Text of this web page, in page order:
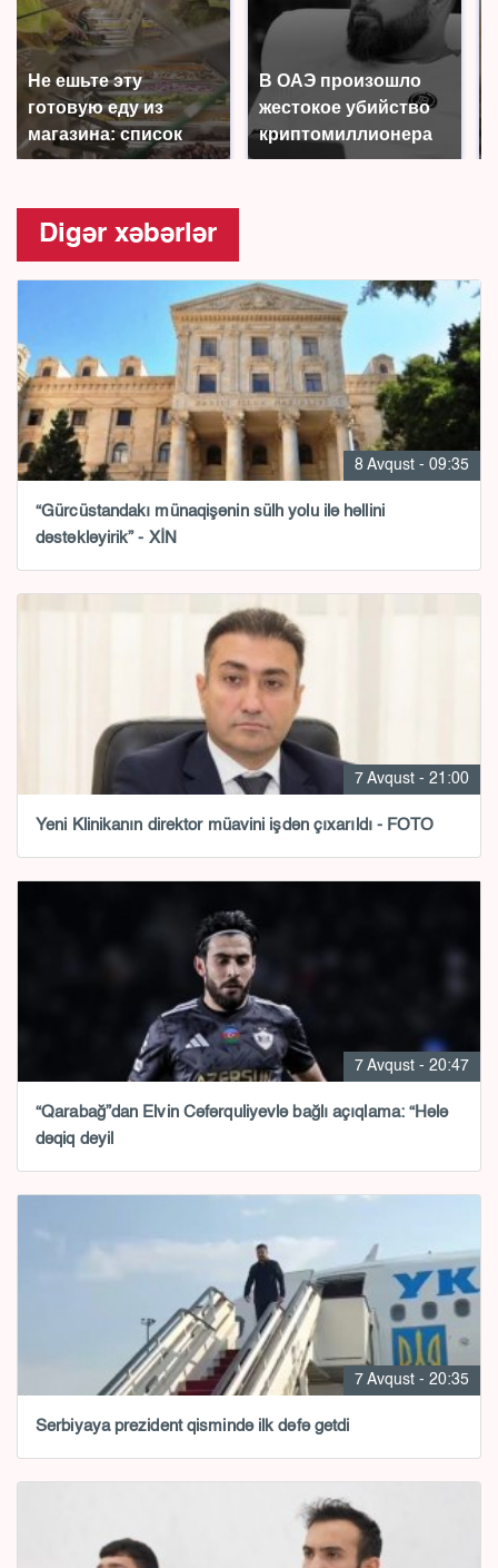
Не ешьте эту
готовую еду из
магазина: список
В ОАЭ произошло
жестокое убийство
криптомиллионера
Digər xəbərlər
8 Avqust - 09:35
“Gürcüstandakı münaqişənin sülh yolu ilə həllini
dəstəkləyirik” - XİN
7 Avqust - 21:00
Yeni Klinikanın direktor müavini işdən çıxarıldı - FOTO
7 Avqust - 20:47
“Qarabağ”dan Elvin Cəfərquliyevlə bağlı açıqlama: “Hələ
dəqiq deyil
7 Avqust - 20:35
Serbiyaya prezident qismində ilk dəfə getdi